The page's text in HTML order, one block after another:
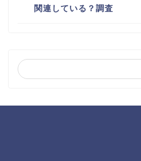
関連している？調査